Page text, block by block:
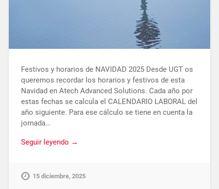
Festivos y horarios de NAVIDAD 2025 Desde UGT os
queremos recordar los horarios y festivos de esta
Navidad en Atech Advanced Solutions. Cada año por
estas fechas se calcula el CALENDARIO LABORAL del
año siguiente. Para ese cálculo se tiene en cuenta la
jornada…
Seguir leyendo →
15 diciembre, 2025